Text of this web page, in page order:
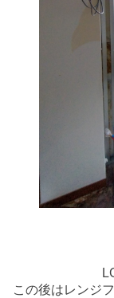
この後はレンジ